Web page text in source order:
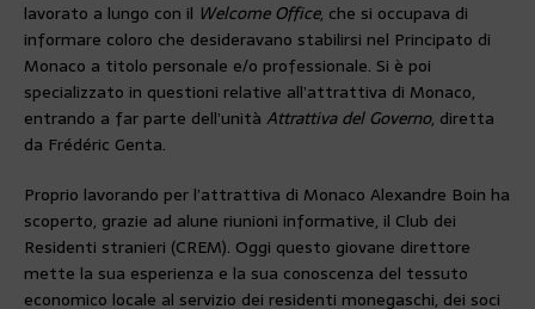
lavorato a lungo con il Welcome Office, che si occupava di
informare coloro che desideravano stabilirsi nel Principato di
Monaco a titolo personale e/o professionale. Si è poi
specializzato in questioni relative all’attrattiva di Monaco,
entrando a far parte dell’unità Attrattiva del Governo, diretta
da Frédéric Genta.
Proprio lavorando per l’attrattiva di Monaco Alexandre Boin ha
scoperto, grazie ad alune riunioni informative, il Club dei
Residenti stranieri (CREM). Oggi questo giovane direttore
mette la sua esperienza e la sua conoscenza del tessuto
economico locale al servizio dei residenti monegaschi, dei soci